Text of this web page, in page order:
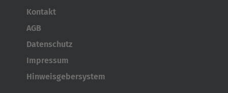
Kontakt
AGB
Datenschutz
Impressum
Hinweisgebersystem